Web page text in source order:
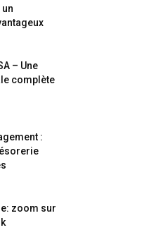
– Une
complète
:
zoom sur